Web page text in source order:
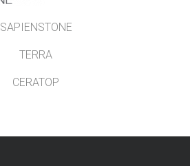
SAPIENSTONE
TERRA
CERATOP